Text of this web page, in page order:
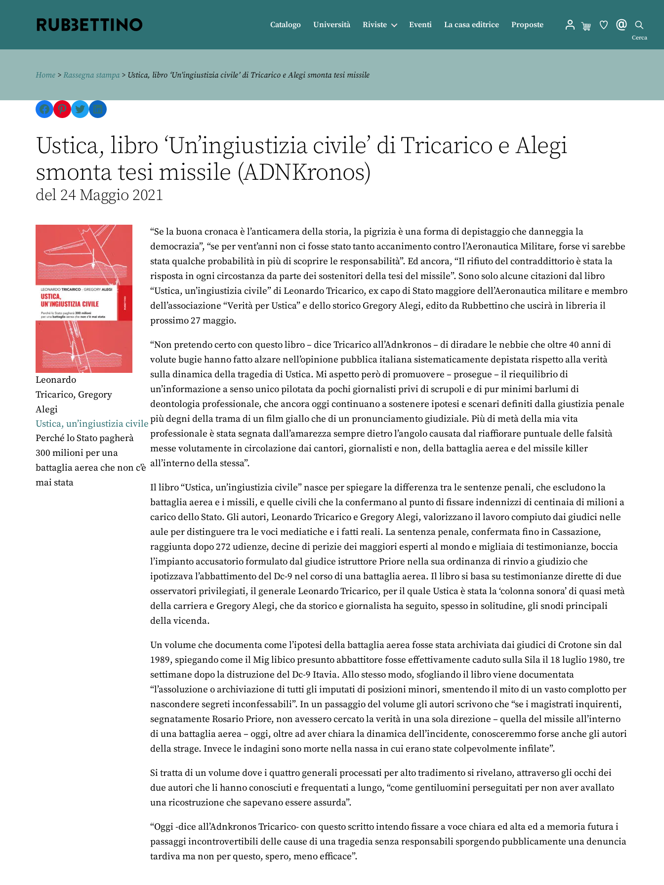
Catalogo Università Riviste Eventi La casa editrice Proposte
Cerca
Home > Rassegna stampa> Ustica, libro ‘Un’ingiustizia civile’ di Tricarico e Alegi smonta tesi missile
Facebook
Pinterest
TwitterLinkedIn
Ustica, libro ‘Un’ingiustizia civile’ di Tricarico e Alegi
smonta tesi missile (ADNKronos)
del 24 Maggio 2021
Leonardo
Tricarico, Gregory
Alegi
Ustica, un’ingiustizia civile
Perché lo Stato pagherà
300 milioni per una
battaglia aerea che non c'è
mai stata
“Se la buona cronaca è l’anticamera della storia, la pigrizia è una forma di depistaggio che danneggia la
democrazia”, “se per vent’anni non ci fosse stato tanto accanimento contro l’Aeronautica Militare, forse vi sarebbe
stata qualche probabilità in più di scoprire le responsabilità”. Ed ancora, “Il rifiuto del contraddittorio è stata la
risposta in ogni circostanza da parte dei sostenitori della tesi del missile”. Sono solo alcune citazioni dal libro
“Ustica, un’ingiustizia civile” di Leonardo Tricarico, ex capo di Stato maggiore dell’Aeronautica militare e membro
dell’associazione “Verità per Ustica” e dello storico Gregory Alegi, edito da Rubbettino che uscirà in libreria il
prossimo 27 maggio.
“Non pretendo certo con questo libro – dice Tricarico all’Adnkronos – di diradare le nebbie che oltre 40 anni di
volute bugie hanno fatto alzare nell’opinione pubblica italiana sistematicamente depistata rispetto alla verità
sulla dinamica della tragedia di Ustica. Mi aspetto però di promuovere – prosegue – il riequilibrio di
un’informazione a senso unico pilotata da pochi giornalisti privi di scrupoli e di pur minimi barlumi di
deontologia professionale, che ancora oggi continuano a sostenere ipotesi e scenari definiti dalla giustizia penale
più degni della trama di un film giallo che di un pronunciamento giudiziale. Più di metà della mia vita
professionale è stata segnata dall’amarezza sempre dietro l’angolo causata dal riaffiorare puntuale delle falsità
messe volutamente in circolazione dai cantori, giornalisti e non, della battaglia aerea e del missile killer
all’interno della stessa”.
Il libro “Ustica, un’ingiustizia civile” nasce per spiegare la differenza tra le sentenze penali, che escludono la
battaglia aerea e i missili, e quelle civili che la confermano al punto di fissare indennizzi di centinaia di milioni a
carico dello Stato. Gli autori, Leonardo Tricarico e Gregory Alegi, valorizzano il lavoro compiuto dai giudici nelle
aule per distinguere tra le voci mediatiche e i fatti reali. La sentenza penale, confermata fino in Cassazione,
raggiunta dopo 272 udienze, decine di perizie dei maggiori esperti al mondo e migliaia di testimonianze, boccia
l’impianto accusatorio formulato dal giudice istruttore Priore nella sua ordinanza di rinvio a giudizio che
ipotizzava l’abbattimento del Dc-9 nel corso di una battaglia aerea. Il libro si basa su testimonianze dirette di due
osservatori privilegiati, il generale Leonardo Tricarico, per il quale Ustica è stata la ‘colonna sonora’ di quasi metà
della carriera e Gregory Alegi, che da storico e giornalista ha seguito, spesso in solitudine, gli snodi principali
della vicenda.
Un volume che documenta come l’ipotesi della battaglia aerea fosse stata archiviata dai giudici di Crotone sin dal
1989, spiegando come il Mig libico presunto abbattitore fosse effettivamente caduto sulla Sila il 18 luglio 1980, tre
settimane dopo la distruzione del Dc-9 Itavia. Allo stesso modo, sfogliando il libro viene documentata
“l’assoluzione o archiviazione di tutti gli imputati di posizioni minori, smentendo il mito di un vasto complotto per
nascondere segreti inconfessabili”. In un passaggio del volume gli autori scrivono che “se i magistrati inquirenti,
segnatamente Rosario Priore, non avessero cercato la verità in una sola direzione – quella del missile all’interno
di una battaglia aerea – oggi, oltre ad aver chiara la dinamica dell’incidente, conosceremmo forse anche gli autori
della strage. Invece le indagini sono morte nella nassa in cui erano state colpevolmente infilate”.
Si tratta di un volume dove i quattro generali processati per alto tradimento si rivelano, attraverso gli occhi dei
due autori che li hanno conosciuti e frequentati a lungo, “come gentiluomini perseguitati per non aver avallato
una ricostruzione che sapevano essere assurda”.
“Oggi -dice all’Adnkronos Tricarico- con questo scritto intendo fissare a voce chiara ed alta ed a memoria futura i
passaggi incontrovertibili delle cause di una tragedia senza responsabili sporgendo pubblicamente una denuncia
tardiva ma non per questo, spero, meno efficace”.